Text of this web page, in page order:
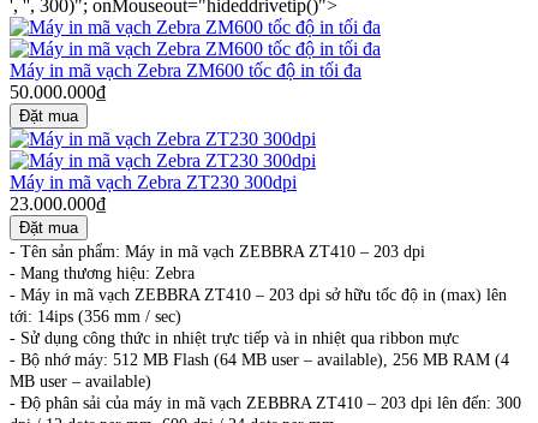
', '', 300)"; onMouseout="hideddrivetip()">
Máy in mã vạch Zebra ZM600 tốc độ in tối đa
50.000.000₫
Máy in mã vạch Zebra ZT230 300dpi
23.000.000₫
- Tên sản phẩm: Máy in mã vạch ZEBBRA ZT410 – 203 dpi
- Mang thương hiệu: Zebra
- Máy in mã vạch ZEBBRA ZT410 – 203 dpi sở hữu tốc độ in (max) lên
tới: 14ips (356 mm / sec)
- Sử dụng công thức in nhiệt trực tiếp và in nhiệt qua ribbon mực
- Bộ nhớ máy: 512 MB Flash (64 MB user – available), 256 MB RAM (4
MB user – available)
- Độ phân sải của máy in mã vạch ZEBBRA ZT410 – 203 dpi lên đến: 300